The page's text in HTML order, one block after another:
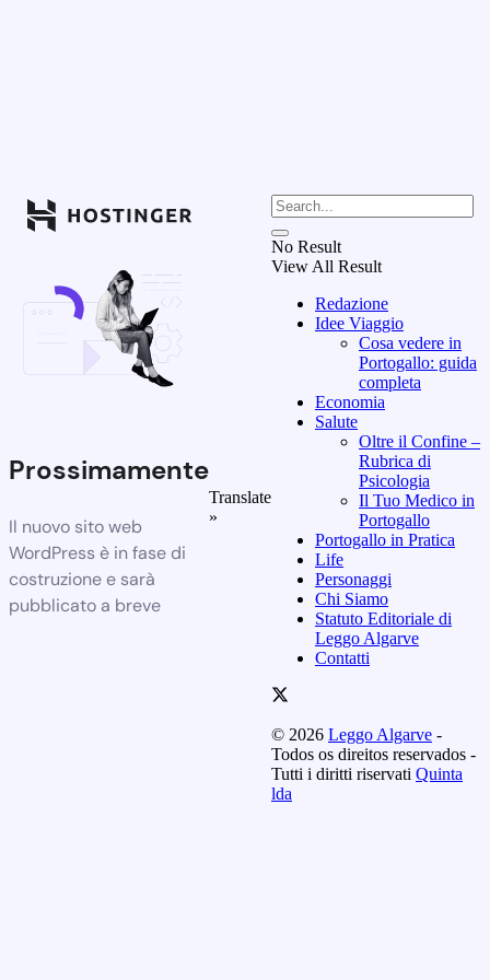
Prossimamente
Il nuovo sito web
WordPress è in fase di
costruzione e sarà
pubblicato a breve
Translate
»
No Result
View All Result
Redazione
Idee Viaggio
Cosa vedere in
Portogallo: guida
completa
Economia
Salute
Oltre il Confine –
Rubrica di
Psicologia
Il Tuo Medico in
Portogallo
Portogallo in Pratica
Life
Personaggi
Chi Siamo
Statuto Editoriale di
Leggo Algarve
Contatti
© 2026 Leggo Algarve -
Todos os direitos reservados -
Tutti i diritti riservati Quinta
lda